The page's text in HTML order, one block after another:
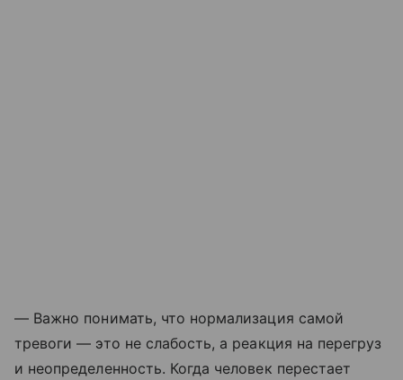
— Важно понимать, что нормализация самой
тревоги — это не слабость, а реакция на перегруз
и неопределенность. Когда человек перестает